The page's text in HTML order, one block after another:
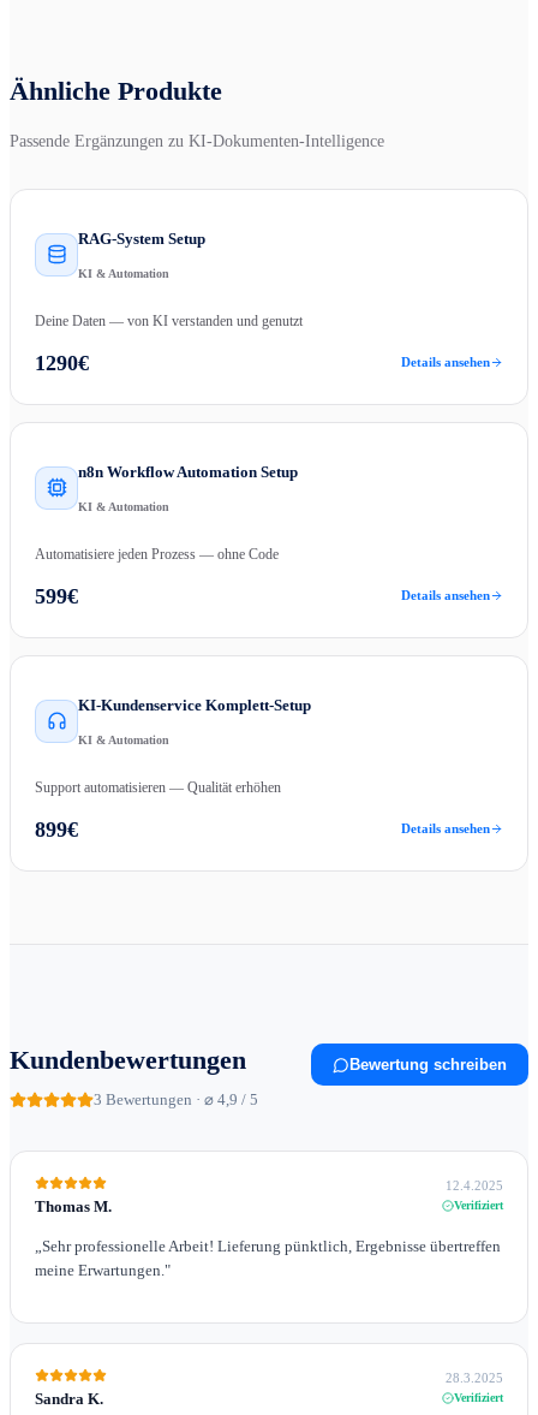
Ähnliche Produkte
Passende Ergänzungen zu KI-Dokumenten-Intelligence
RAG-System Setup
KI & Automation
Deine Daten — von KI verstanden und genutzt
1290€ Details ansehen
n8n Workflow Automation Setup
KI & Automation
Automatisiere jeden Prozess — ohne Code
599€ Details ansehen
KI-Kundenservice Komplett-Setup
KI & Automation
Support automatisieren — Qualität erhöhen
899€ Details ansehen
Kundenbewertungen
3 Bewertungen · ⌀ 4,9 / 5
Bewertung schreiben
Thomas M.
12.4.2025
Verifiziert
„Sehr professionelle Arbeit! Lieferung pünktlich, Ergebnisse übertreffen
meine Erwartungen."
Sandra K.
28.3.2025
Verifiziert